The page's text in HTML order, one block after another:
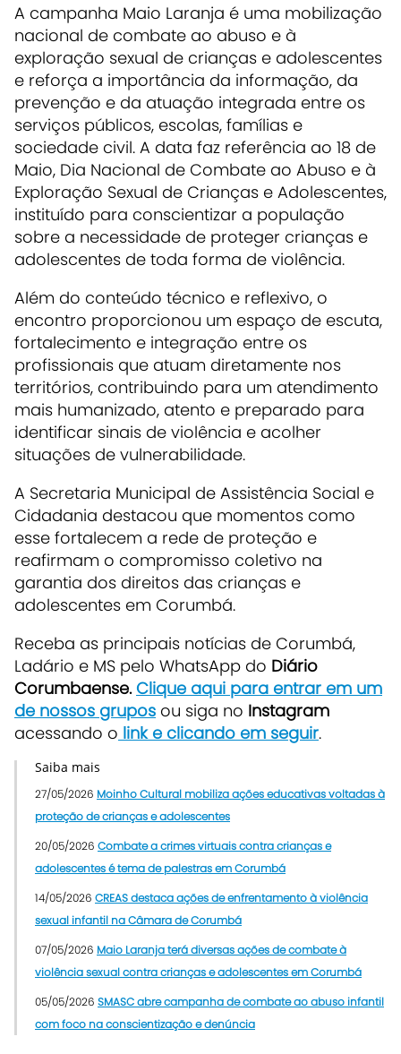
A campanha Maio Laranja é uma mobilização
nacional de combate ao abuso e à
exploração sexual de crianças e adolescentes
e reforça a importância da informação, da
prevenção e da atuação integrada entre os
serviços públicos, escolas, famílias e
sociedade civil. A data faz referência ao 18 de
Maio, Dia Nacional de Combate ao Abuso e à
Exploração Sexual de Crianças e Adolescentes,
instituído para conscientizar a população
sobre a necessidade de proteger crianças e
adolescentes de toda forma de violência.
Além do conteúdo técnico e reflexivo, o
encontro proporcionou um espaço de escuta,
fortalecimento e integração entre os
profissionais que atuam diretamente nos
territórios, contribuindo para um atendimento
mais humanizado, atento e preparado para
identificar sinais de violência e acolher
situações de vulnerabilidade.
A Secretaria Municipal de Assistência Social e
Cidadania destacou que momentos como
esse fortalecem a rede de proteção e
reafirmam o compromisso coletivo na
garantia dos direitos das crianças e
adolescentes em Corumbá.
Receba as principais notícias de Corumbá,
Ladário e MS pelo WhatsApp do Diário
Corumbaense.Clique aqui para entrar em um
de nossos grupos ou siga no Instagram
acessando o link e clicando em seguir.
Saiba mais
27/05/2026 Moinho Cultural mobiliza ações educativas voltadas à
proteção de crianças e adolescentes
20/05/2026 Combate a crimes virtuais contra crianças e
adolescentes é tema de palestras em Corumbá
14/05/2026 CREAS destaca ações de enfrentamento à violência
sexual infantil na Câmara de Corumbá
07/05/2026 Maio Laranja terá diversas ações de combate à
violência sexual contra crianças e adolescentes em Corumbá
05/05/2026 SMASC abre campanha de combate ao abuso infantil
com foco na conscientização e denúncia